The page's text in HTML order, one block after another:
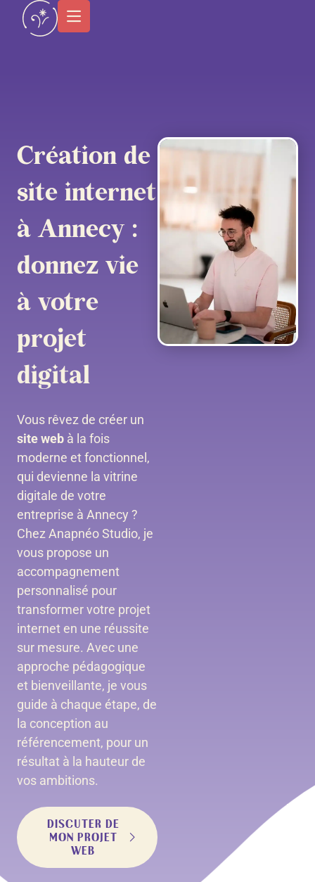
principal
Création de
site internet
à Annecy :
donnez vie
à votre
projet
digital
Vous rêvez de créer un
site web à la fois
moderne et fonctionnel,
qui devienne la vitrine
digitale de votre
entreprise à Annecy ?
Chez Anapnéo Studio, je
vous propose un
accompagnement
personnalisé pour
transformer votre projet
internet en une réussite
sur mesure. Avec une
approche pédagogique
et bienveillante, je vous
guide à chaque étape, de
la conception au
référencement, pour un
résultat à la hauteur de
vos ambitions.
DISCUTER DE
MON PROJET
WEB